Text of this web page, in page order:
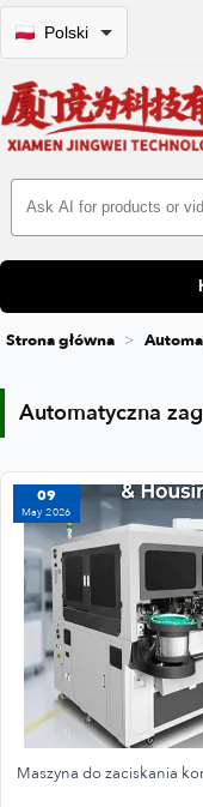
Polski
Search Products
Strona główna
Automatyczna
09
May 2026
Maszyna do zaciskania